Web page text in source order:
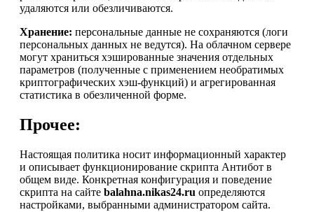
удаляются или обезличиваются.
Хранение: персональные данные не сохраняются (логи
персональных данных не ведутся). На облачном сервере
могут храниться хэшированные значения отдельных
параметров (полученные с применением необратимых
криптографических хэш-функций) и агрегированная
статистика в обезличенной форме.
Прочее:
Настоящая политика носит информационный характер
и описывает функционирование скрипта Антибот в
общем виде. Конкретная конфигурация и поведение
скрипта на сайте balahna.nikas24.ru определяются
настройками, выбранными администратором сайта.